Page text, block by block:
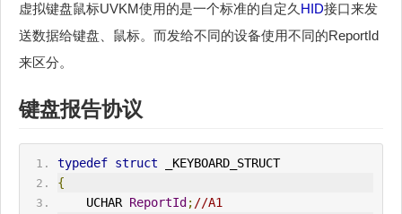
虚拟键盘鼠标UVKM使用的是一个标准的自定久 HID接口来发
送数据给键盘、鼠标。而发给不同的设备使用不同的ReportId
来区分。
键盘报告协议
typedef struct _KEYBOARD_STRUCT
{
    UCHAR
ReportId ;//A1